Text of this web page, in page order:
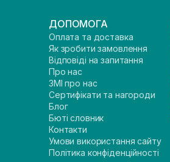
ДОПОМОГА
Оплата та доставка
Як зробити замовлення
Відповіді на запитання
Про нас
ЗМІ про нас
Сертифікати та нагороди
Блог
Бюті словник
Контакти
Умови використання сайту
Політика конфіденційності